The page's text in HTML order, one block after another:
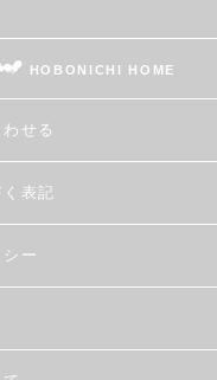
HOBONICHI HOME
せる
表記
ー